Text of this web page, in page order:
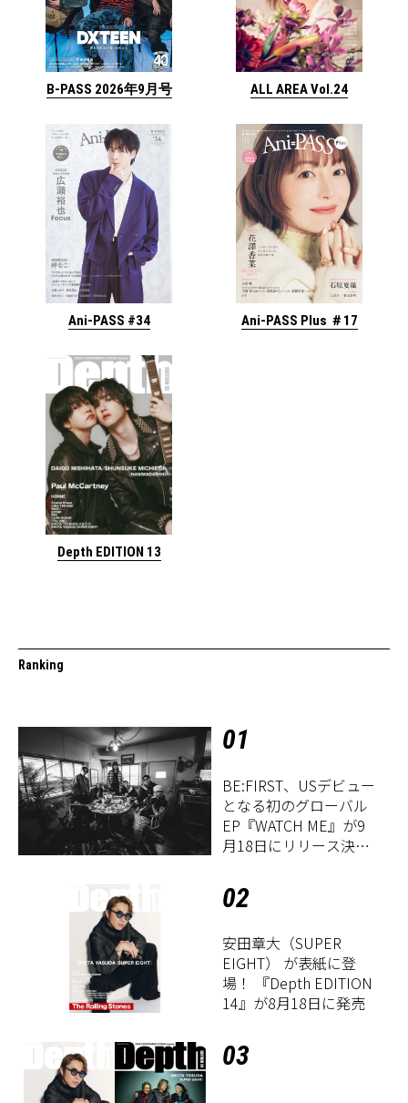
B-PASS 2026年9月号 ALL AREA Vol.24
Ani-PASS #34 Ani-PASS Plus ＃17
Depth EDITION 13
Ranking
01
BE:FIRST、USデビュー
となる初のグローバル
EP『WATCH ME』が9
月18日にリリース決
02
安田章大（SUPER
EIGHT） が表紙に登
場！ 『Depth EDITION
14』が8月18日に発売
03